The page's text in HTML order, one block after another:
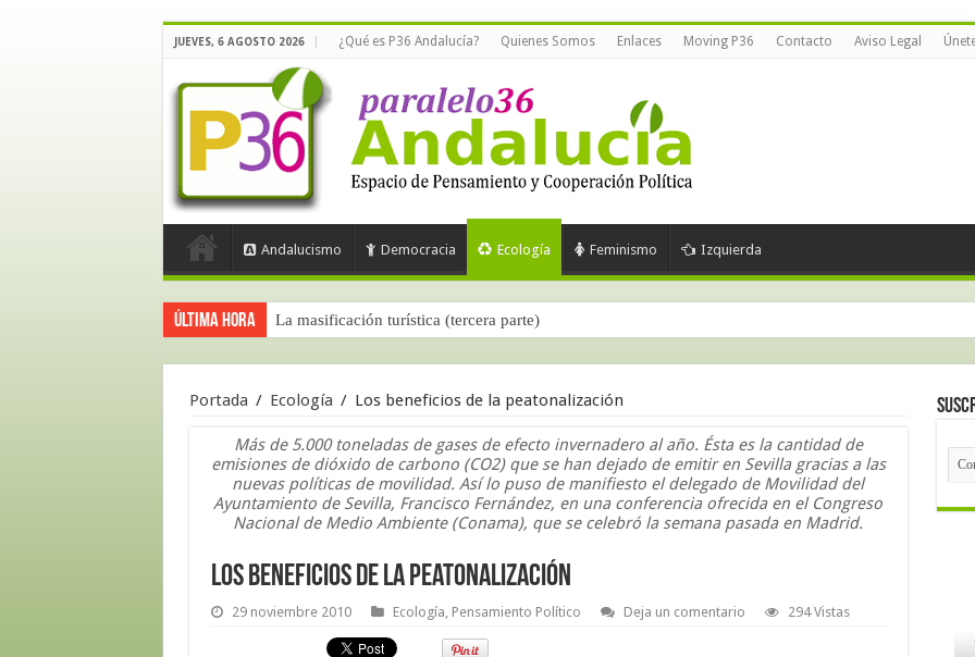
JUEVES, 6 AGOSTO 2026 ¿Qué es P36 Andalucía? Quienes Somos Enlaces Moving P36 Contacto Aviso Legal
Andalucismo Democracia Ecología Feminismo Izquierda
Última hora La masificación turística (tercera parte)
Portada / Ecología / Los beneficios de la peatonalización
Más de 5.000 toneladas de gases de efecto invernadero al año. Ésta es la cantidad de
emisiones de dióxido de carbono (CO2) que se han dejado de emitir en Sevilla gracias a las
nuevas políticas de movilidad. Así lo puso de manifiesto el delegado de Movilidad del
Ayuntamiento de Sevilla, Francisco Fernández, en una conferencia ofrecida en el Congreso
Nacional de Medio Ambiente (Conama), que se celebró la semana pasada en Madrid.
Los beneficios de la peatonalización
29 noviembre 2010 Ecología, Pensamiento Político Deja un comentario 294 Vistas